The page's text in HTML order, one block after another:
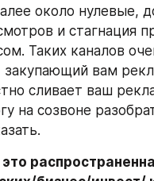
около нулевые,
и стагнация
Таких каналов
вам
сливает ваш
на созвоне